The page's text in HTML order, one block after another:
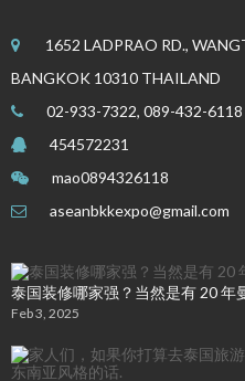
1652 LADPRAO RD.,
BANGKOK 10310 THAILAND
02-933-7322, 089-432-
454572231
mao0894326118
aseanbkkexpo@gmail.com
泰国装修哪家强？当然是有 20 年
Feb 3, 2025